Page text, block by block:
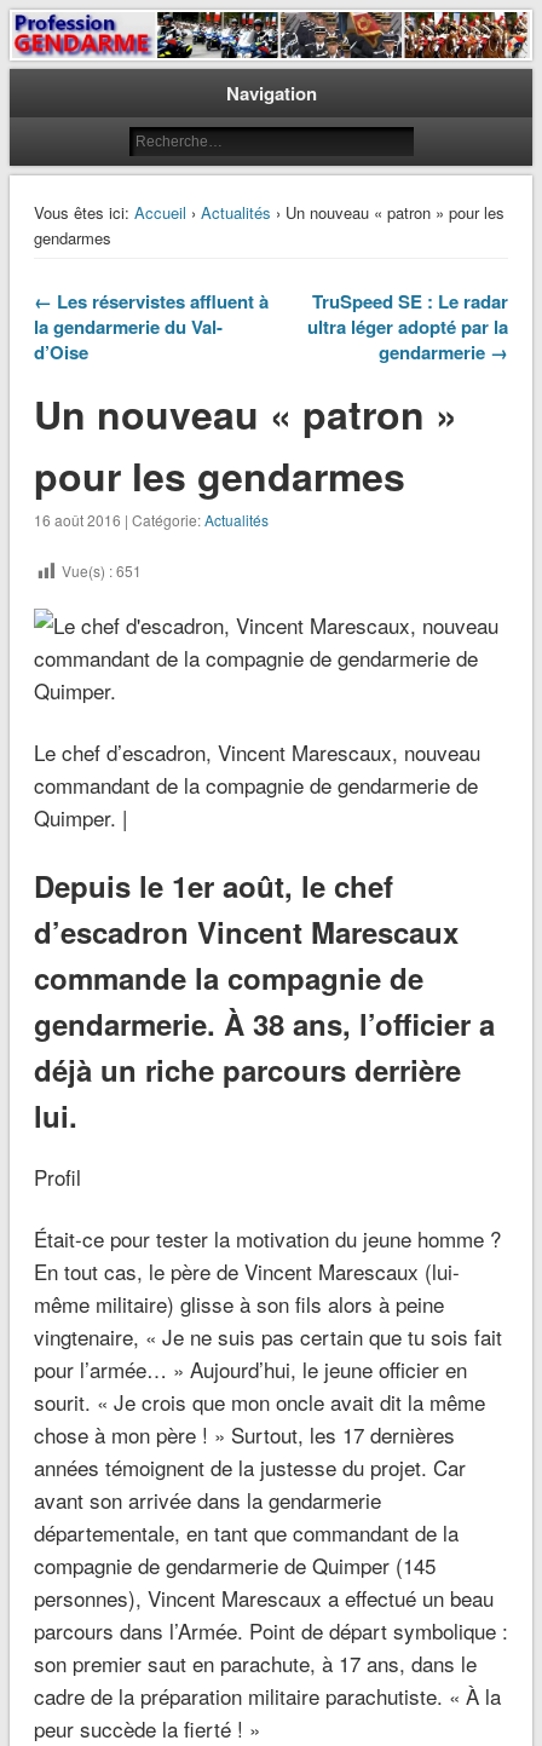
Profession Gendarme
Le journal des gendarmes
Navigation
Vous êtes ici: Accueil › Actualités › Un nouveau « patron » pour les
gendarmes
← Les réservistes affluent à
la gendarmerie du Val-
d’Oise
TruSpeed SE : Le radar
ultra léger adopté par la
gendarmerie →
Un nouveau « patron »
pour les gendarmes
16 août 2016 | Catégorie:Actualités
Vue(s) :651
Le chef d’escadron, Vincent Marescaux, nouveau
commandant de la compagnie de gendarmerie de
Quimper. |
Depuis le 1er août, le chef
d’escadron Vincent Marescaux
commande la compagnie de
gendarmerie. À 38 ans, l’officier a
déjà un riche parcours derrière
lui.
Profil
Était-ce pour tester la motivation du jeune homme ?
En tout cas, le père de Vincent Marescaux (lui-
même militaire) glisse à son fils alors à peine
vingtenaire, « Je ne suis pas certain que tu sois fait
pour l’armée… » Aujourd’hui, le jeune officier en
sourit. « Je crois que mon oncle avait dit la même
chose à mon père ! » Surtout, les 17 dernières
années témoignent de la justesse du projet. Car
avant son arrivée dans la gendarmerie
départementale, en tant que commandant de la
compagnie de gendarmerie de Quimper (145
personnes), Vincent Marescaux a effectué un beau
parcours dans l’Armée. Point de départ symbolique :
son premier saut en parachute, à 17 ans, dans le
cadre de la préparation militaire parachutiste. « À la
peur succède la fierté ! »